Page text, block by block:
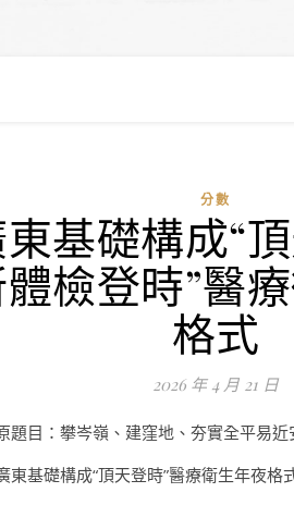
分數
基礎構成“
檢登時”醫
格式
2026 年 4 月 21 日
題目：攀岑嶺、建窪地、夯實全平易近
東基礎構成“頂天登時”醫療衛生年夜格